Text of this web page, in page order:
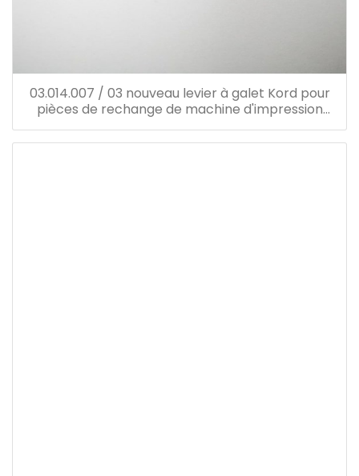
03.014.007 / 03 nouveau levier à galet Kord pour
pièces de rechange de machine d'impression
offset Heidelberg 03.014.007